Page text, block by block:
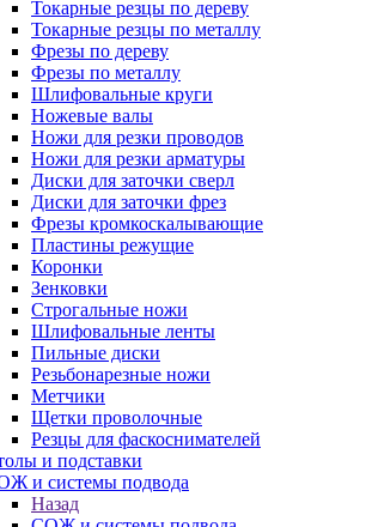
Токарные резцы по дереву
Токарные резцы по металлу
Фрезы по дереву
Фрезы по металлу
Шлифовальные круги
Ножевые валы
Ножи для резки проводов
Ножи для резки арматуры
Диски для заточки сверл
Диски для заточки фрез
Фрезы кромкоскалывающие
Пластины режущие
Коронки
Зенковки
Строгальные ножи
Шлифовальные ленты
Пильные диски
Резьбонарезные ножи
Метчики
Щетки проволочные
Резцы для фаскоснимателей
и подставки
и системы подвода
Назад